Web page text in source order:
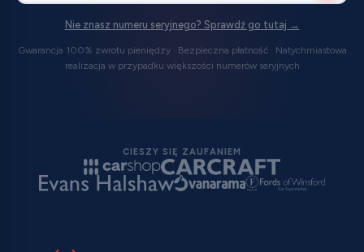
Nie znasz numeru seryjnego? Sprawdź go tutaj →
Gwarancja 100% zwrotu pieniędzy · Bezpieczna płatność · Natychmiastowa
realizacja w przypadku większości numerów seryjnych
CIESZY SIĘ ZAUFANIEM